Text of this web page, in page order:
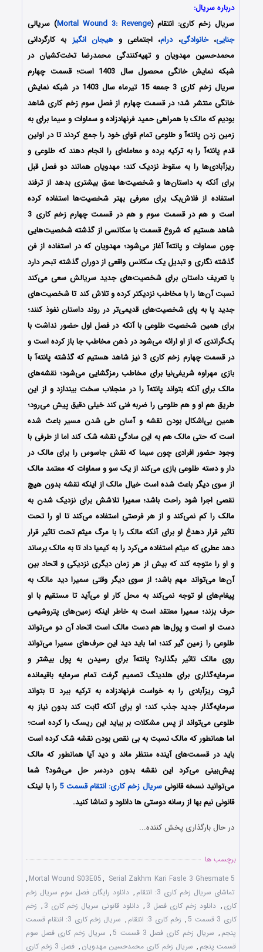
درباره سریال:
سریال زخم کاری: انتقام (Mortal Wound 3: Revenge) سریالی
جنایی،خانوادگی،درام، اجتماعی وهیجان انگیز به کارگردانی
محمدحسین مهدویان و تهیه‌کنندگی محمدرضا تخت‌کشیان در
شبکه نمایش خانگی محصول سال 1403 است؛ قسمت چهارم
سریال زخم کاری 3 جمعه 15 تیرماه سال 1403 در شبکه نمایش
خانگی منتشر شد؛ در قسمت چهارم از فصل سوم زخم کاری شاهد
بودیم که مالک با همراهی حمید فرنهادزاده و سماوات و سیما برای به
زمین زدن پانته‌آ و طلوعی تمام قوای خود را جمع کردند تا در اولین
قدم پانته‌آ را به ترکیه برده و معامله‌ای را انجام دهند که طلوعی و
ریزآبادی‌ها را به سقوط نزدیک کند؛ مهدویان همانند دو فصل قبل
برای آنکه به داستان‌ها و شخصیت‌ها عمق بیشتری بدهد از ترفند
استفاده از فلاش‌بک برای معرفی بهتر شخصیت‌ها استفاده کرده
است و هم در قسمت سوم و هم در قسمت چهارم زخم کاری 3
شاهد هستیم که شروع قسمت با سکانسی از گذشته شخصیت‌هایی
چون سماوات و پانته‌آ آغاز می‌شود؛ مهدویان که در استفاده از فن
گذشته نگاری و تبدیل یک سکانس واقعی از دوران گذشته تبحر دارد
با تعریف داستان برای شخصیت‌های جدید سریالش سعی می‌کند
نسبت آن‌ها را با مخاطب نزدیکتر کرده و تلاش کند تا شخصیت‌های
جدید پا به پای شخصیت‌های قدیمی‌تر در روند داستان نفوذ کنند؛
برای همین شخصیت طلوعی با آنکه در فصل اول حضور نداشت با
بک‌گراندی که از او ارائه می‌شود در ذهن مخاطب جا باز کرده است و
در قسمت چهارم زخم کاری 3 نیز شاهد هستیم که گذشته پانته‌آ با
بازی مهراوه شریفی‌نیا برای مخاطب رمزگشایی می‌شود؛ نقشه‌های
مالک برای آنکه بتواند پانته‌آ را در منجلاب سخت بیندازد و از این
طریق هم او و هم طلوعی را ضربه فنی کند خیلی دقیق پیش می‌رود؛
همین بی‌اشکال بودن نقشه و آسان طی شدن مسیر باعث شده
است که حتی مالک هم به این سادگی نقشه شک کند اما از طرفی با
وجود حضور افرادی چون سیما که نقش جاسوس را برای مالک در
دار و دسته طلوعی بازی می‌کند از یک سو و سماوات که معتمد مالک
از سوی دیگر باعث شده است خیال مالک از اینکه نقشه بدون هیچ
نقصی اجرا شود راحت باشد؛ سمیرا تلاشش برای نزدیک شدن به
مالک را کم نمی‌کند و از هر فرصتی استفاده می‌کند تا او را تحت
تاثیر قرار دهدغ او برای آنکه مالک را با مرگ میثم تحت تاثیر قرار
دهد عطری که میثم استفاده می‌کرد را به کیمیا داد تا به مالک برساند
و او را متوجه کند که بیش از هر زمان دیگری نزدیکی و اتحاد بین
آن‌ها می‌تواند مهم باشد؛ از سوی دیگر وقتی سمیرا دید مالک به
پیغام‌های او توجه نمی‌کند به محل کار او می‌آید تا مستقیم با او
حرف بزند؛ سمیرا معتقد است به خاطر اینکه زمین‌های پتروشیمی
دست او است و پول‌ها هم دست مالک است اتحاد آن دو می‌تواند
طلوعی را زمین گیر کند؛ اما باید دید این حرف‌های سمیرا می‌تواند
روی مالک تاثیر بگذارد؟ پانته‌آ برای رسیدن به پول‌ بیشتر و
سرمایه‌گذاری برای هلدینگ تصمیم گرفت تمام سرمایه باقیمانده
ثروت ریزآبادی را به خواست فرنهادزاده به ترکیه ببرد تا بتواند
سرمایه‌گذار جدید جذب کند؛ او برای آنکه ثابت کند بدون نیاز به
طلوعی می‌تواند از پس مشکلات بر بیاید این ریسک را کرده است؛
اما همانطور که مالک نسبت به بی نقص بودن نقشه شک کرده است
باید در قسمت‌های آینده منتظر ماند و دید آیا همانطور که مالک
پیش‌بینی می‌کرد این نقشه بدون دردسر حل می‌شود؟ شما
می‌توانید نسخه قانونیسریال زخم کاری: انتقام قسمت 5 را با لینک
قانونی نیم بها از رسانه دوستی ها دانلود و تماشا کنید.
در حال بارگذاری پخش کننده...
برچسب ها
Mortal Wound S03E05, Serial Zakhm Kari Fasle 3 Ghesmate 5
,
تماشای سریال زخم کاری 3: انتقام
, دانلود رایگان فصل سوم سریال زخم
کاری , دانلود زخم کاری فصل 3 , دانلود قانونی سریال زخم کاری 3 , زخم
کاری 3 قسمت 5
, زخم کاری 3: انتقام ,
سریال زخم کاری 3: انتقام قسمت
پنجم , سریال زخم کاری فصل 3 قسمت 5 , سریال زخم کاری فصل سوم
قسمت پنجم , سریال زخم کاری محمدحسین مهدویان , فصل 3 زخم کاری